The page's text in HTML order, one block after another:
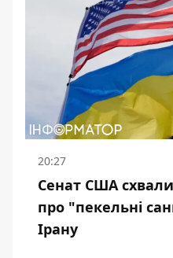
20:27
Сенат США
про "пекельні
Ірану